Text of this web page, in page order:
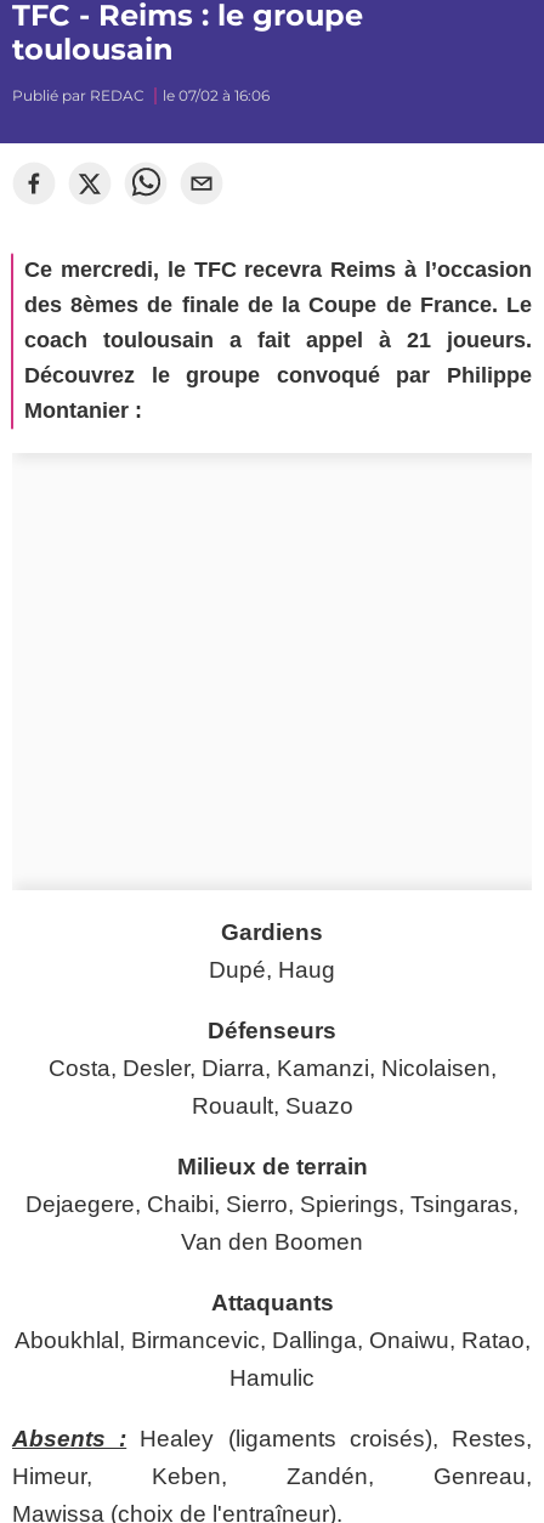
TFC - Reims : le groupe
toulousain
Publié par REDAC le 07/02 à 16:06
Ce mercredi, le TFC recevra Reims à l’occasion
des 8èmes de finale de la Coupe de France. Le
coach toulousain a fait appel à 21 joueurs.
Découvrez le groupe convoqué par Philippe
Montanier :
Gardiens
Dupé, Haug
Défenseurs
Costa, Desler, Diarra, Kamanzi, Nicolaisen,
Rouault, Suazo
Milieux de terrain
Dejaegere, Chaibi, Sierro, Spierings, Tsingaras,
Van den Boomen
Attaquants
Aboukhlal, Birmancevic, Dallinga, Onaiwu, Ratao,
Hamulic
Absents : Healey (ligaments croisés), Restes,
Himeur, Keben, Zandén, Genreau,
Mawissa (choix de l'entraîneur).